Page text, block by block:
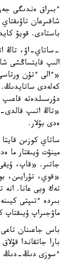
ءبىراق ەندىگى
شاقىرعان
باستادى. قويۋ
-ساتاي-اۋ، تاڭ
الىپ قايتساڭشى
«ءالى ءتۇن
كەلەدى
دۇرسىلدەتە
«تاڭ اتىپ
ەدى بۇلار.
ساتاي كوزىن
مينۋت ۇيىقتار ما
جاتىر. «قاپ،
«قوي، تۇرايىن،
تەك ويى عانا. انە
بىردە ءتىپتى
ماۋجىراپ ۇيىقتاپ
باس جاعىنان تاعى
بارا جاتقاندا
ءسوزى دىڭ-دىڭ